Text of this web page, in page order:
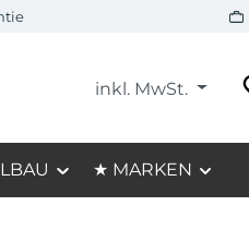
inkl. MwSt.
★ MARKEN